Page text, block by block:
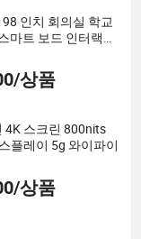
인치 회의실 학교
마트 보드 인터랙티
상품
4K 스크린 800nits
플레이 5g 와이파이
상품